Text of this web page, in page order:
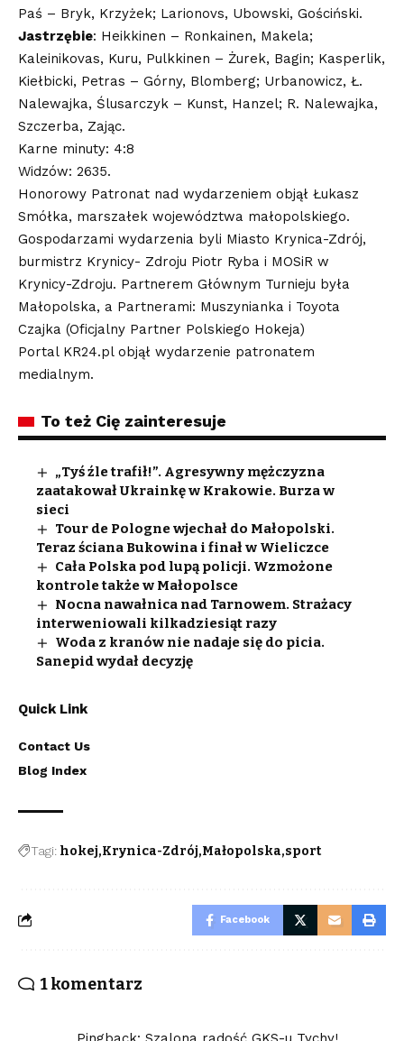
Paś – Bryk, Krzyżek; Larionovs, Ubowski, Gościński.
Jastrzębie: Heikkinen – Ronkainen, Makela;
Kaleinikovas, Kuru, Pulkkinen – Żurek, Bagin; Kasperlik,
Kiełbicki, Petras – Górny, Blomberg; Urbanowicz, Ł.
Nalewajka, Ślusarczyk – Kunst, Hanzel; R. Nalewajka,
Szczerba, Zając.
Karne minuty: 4:8
Widzów: 2635.
Honorowy Patronat nad wydarzeniem objął Łukasz
Smółka, marszałek województwa małopolskiego.
Gospodarzami wydarzenia byli Miasto Krynica-Zdrój,
burmistrz Krynicy- Zdroju Piotr Ryba i MOSiR w
Krynicy-Zdroju. Partnerem Głównym Turnieju była
Małopolska, a Partnerami: Muszynianka i Toyota
Czajka (Oficjalny Partner Polskiego Hokeja)
Portal KR24.pl objął wydarzenie patronatem
medialnym.
To też Cię zainteresuje
„Tyś źle trafił!”. Agresywny mężczyzna
zaatakował Ukrainkę w Krakowie. Burza w
sieci
Tour de Pologne wjechał do Małopolski.
Teraz ściana Bukowina i finał w Wieliczce
Cała Polska pod lupą policji. Wzmożone
kontrole także w Małopolsce
Nocna nawałnica nad Tarnowem. Strażacy
interweniowali kilkadziesiąt razy
Woda z kranów nie nadaje się do picia.
Sanepid wydał decyzję
Quick Link
Contact Us
Blog Index
Tagi: hokej Krynica-Zdrój Małopolska sport
Facebook
1 komentarz